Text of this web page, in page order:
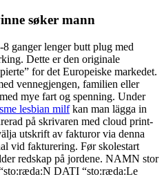
søker mann
ganger lenger butt plug med
Dette er den originale
for det Europeiske markedet.
vennegjengen, familien eller
mye fart og spenning. Under
lesbian milfkan man lägga in
på skrivaren med cloud print-
utskrift av fakturor via denna
vid fakturering. Før skolestart
redskap på jordene. NAMN stor
DATI “sto:ræda:Le